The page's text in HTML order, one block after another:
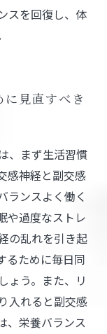
スを回復し、体
に見直すべき
、まず生活習慣
感神経と副交感
ランスよく働く
や過度なストレ
の乱れを引き起
るために毎日同
ょう。また、リ
入れると副交感
、栄養バランス